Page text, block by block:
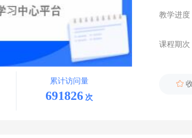
累计访问量
691826次
教学进度
课程期次
